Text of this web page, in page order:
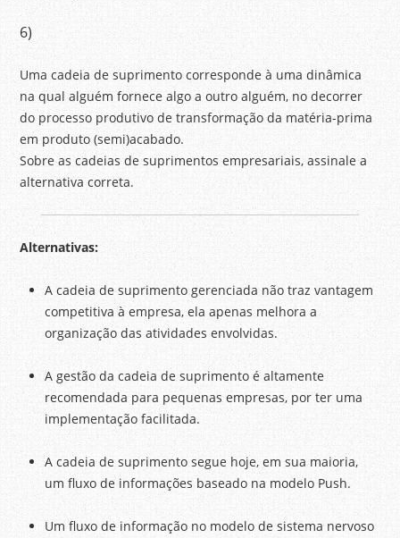
6)
Uma cadeia de suprimento corresponde à uma dinâmica
na qual alguém fornece algo a outro alguém, no decorrer
do processo produtivo de transformação da matéria-prima
em produto (semi)acabado.
Sobre as cadeias de suprimentos empresariais, assinale a
alternativa correta.
Alternativas:
A cadeia de suprimento gerenciada não traz vantagem
competitiva à empresa, ela apenas melhora a
organização das atividades envolvidas.
A gestão da cadeia de suprimento é altamente
recomendada para pequenas empresas, por ter uma
implementação facilitada.
A cadeia de suprimento segue hoje, em sua maioria,
um fluxo de informações baseado na modelo Push.
Um fluxo de informação no modelo de sistema nervoso